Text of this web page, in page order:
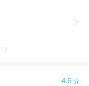


4.6分